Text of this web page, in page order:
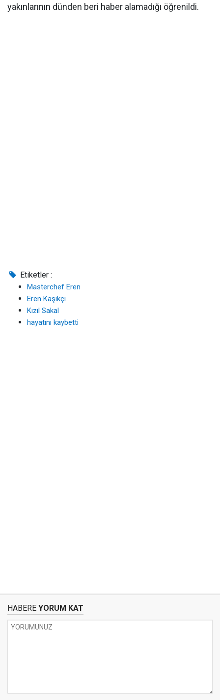
yakınlarının dünden beri haber alamadığı öğrenildi.
Etiketler :
Masterchef Eren
Eren Kaşıkçı
Kızıl Sakal
hayatını kaybetti
HABERE YORUM KAT